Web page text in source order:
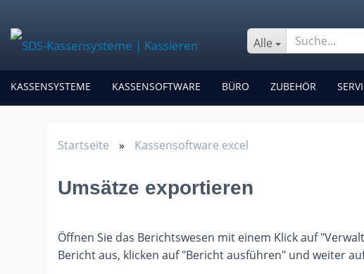
Alle
KASSENSYSTEME KASSENSOFTWARE BÜRO ZUBEHÖR
Startseite » Kassensoftware excel
Umsätze exportieren
Öffnen Sie das Berichtswesen mit einem Klick auf
Bericht aus, klicken auf "Bericht ausführen" und weiter